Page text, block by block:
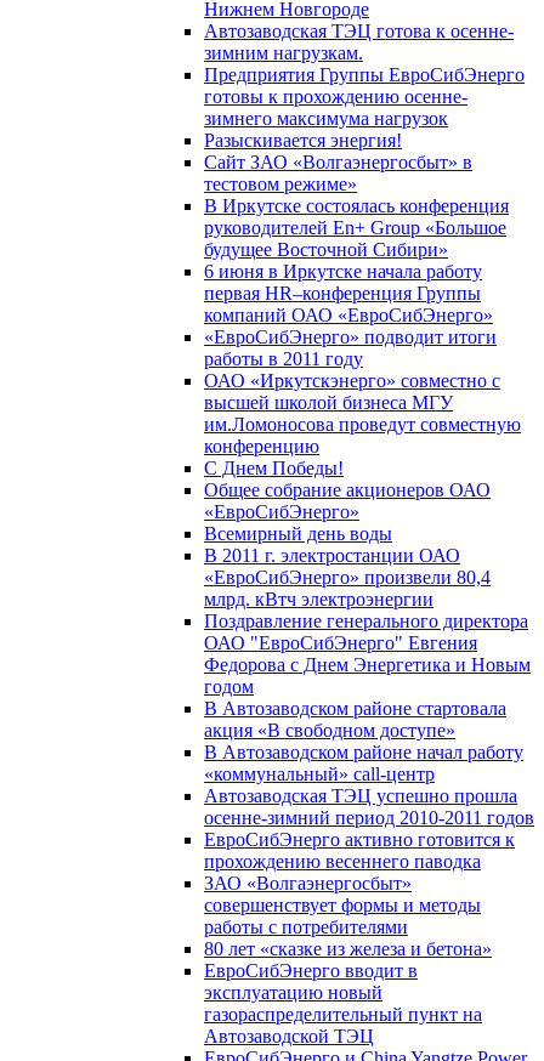
Нижнем Новгороде
Автозаводская ТЭЦ готова к осенне-
зимним нагрузкам.
Предприятия Группы ЕвроСибЭнерго
готовы к прохождению осенне-
зимнего максимума нагрузок
Разыскивается энергия!
Сайт ЗАО «Волгаэнергосбыт» в
тестовом режиме»
В Иркутске состоялась конференция
руководителей En+ Group «Большое
будущее Восточной Сибири»
6 июня в Иркутске начала работу
первая HR–конференция Группы
компаний ОАО «ЕвроСибЭнерго»
«ЕвроСибЭнерго» подводит итоги
работы в 2011 году
ОАО «Иркутскэнерго» совместно с
высшей школой бизнеса МГУ
им.Ломоносова проведут совместную
конференцию
С Днем Победы!
Общее собрание акционеров ОАО
«ЕвроСибЭнерго»
Всемирный день воды
В 2011 г. электростанции ОАО
«ЕвроСибЭнерго» произвели 80,4
млрд. кВтч электроэнергии
Поздравление генерального директора
ОАО "ЕвроСибЭнерго" Евгения
Федорова с Днем Энергетика и Новым
годом
В Автозаводском районе стартовала
акция «В свободном доступе»
В Автозаводском районе начал работу
«коммунальный» call-центр
Автозаводская ТЭЦ успешно прошла
осенне-зимний период 2010-2011 годов
ЕвроСибЭнерго активно готовится к
прохождению весеннего паводка
ЗАО «Волгаэнергосбыт»
совершенствует формы и методы
работы с потребителями
80 лет «сказке из железа и бетона»
ЕвроСибЭнерго вводит в
эксплуатацию новый
газораспределительный пункт на
Автозаводской ТЭЦ